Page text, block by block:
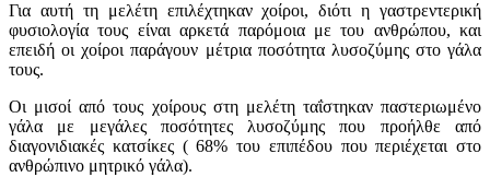
Για αυτή τη μελέτη επιλέχτηκαν χοίροι, διότι η γαστρεντερική
φυσιολογία τους είναι αρκετά παρόμοια με του ανθρώπου, και
επειδή οι χοίροι παράγουν μέτρια ποσότητα λυσοζύμης στο γάλα
τους.
Οι μισοί από τους χοίρους στη μελέτη ταΐστηκαν παστεριωμένο
γάλα με μεγάλες ποσότητες λυσοζύμης που προήλθε από
διαγονιδιακές κατσίκες ( 68% του επιπέδου που περιέχεται στο
ανθρώπινο μητρικό γάλα).